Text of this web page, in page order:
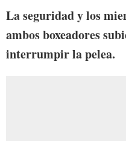
La seguridad y los
ambos boxeadores
interrumpir la pelea.